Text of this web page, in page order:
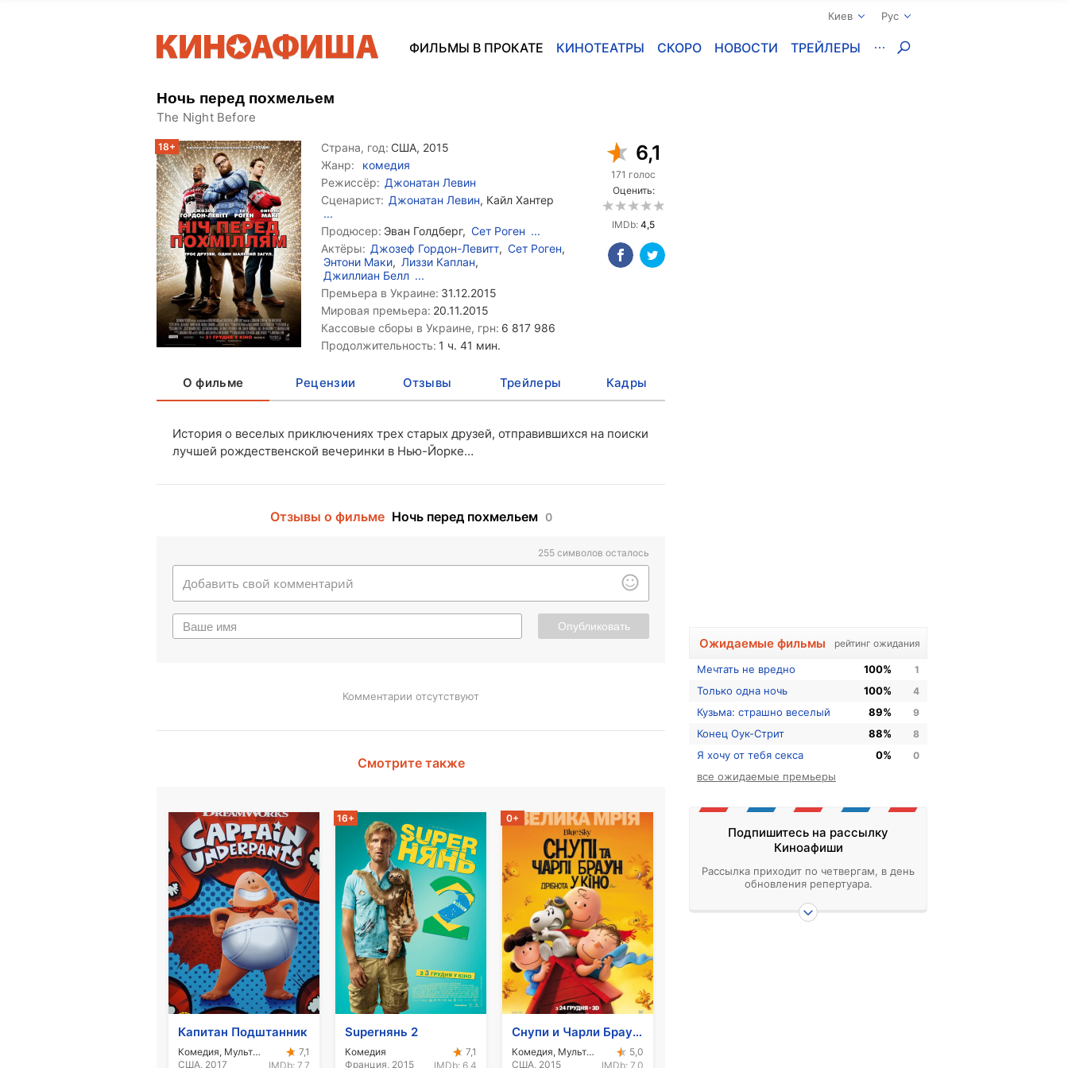
Киев Рус
ФИЛЬМЫ В ПРОКАТЕ КИНОТЕАТРЫ СКОРО НОВОСТИ ТРЕЙЛЕРЫ
Ночь перед похмельем
The Night Before
18+ Страна, год: США, 2015
Жанр:
комедия
Режиссёр: Джонатан Левин
Сценарист: Джонатан Левин, Кайл Хантер
...
Продюсер: Эван Голдберг, Сет Роген ...
Актёры: Джозеф Гордон-Левитт, Сет Роген,
Энтони Маки, Лиззи Каплан,
Джиллиан Белл ...
Премьера в Украине: 31.12.2015
Мировая премьера: 20.11.2015
Кассовые сборы в Украине, грн: 6 817 986
Продолжительность: 1 ч. 41 мин.
6,1
171 голос
Оценить:
IMDb: 4,5
О фильме Рецензии Отзывы Трейлеры Кадры
История о веселых приключениях трех старых друзей, отправившихся на поиски
лучшей рождественской вечеринки в Нью-Йорке…
Отзывы о фильме Ночь перед похмельем 0
255 символов осталось
Опубликовать
Комментарии отсутствуют
Смотрите также
Капитан Подштанник
Комедия, Мультфильм
США, 2017
7,1
IMDb: 7,7
16+
Superнянь 2
Комедия
Франция, 2015
7,1
IMDb: 6,4
0+
Снупи и Чарли Браун: Мелочь в кино
Комедия, Мультфильм, Приключения
США, 2015
5,0
IMDb: 7,0
Ожидаемые фильмы рейтинг ожидания
Мечтать не вредно 100% 1
Только одна ночь 100% 4
Кузьма: страшно веселый 89% 9
Конец Оук-Стрит 88% 8
Я хочу от тебя секса 0% 0
все ожидаемые премьеры
Подпишитесь на рассылку
Киноафиши
Рассылка приходит по четвергам, в день
обновления репертуара.